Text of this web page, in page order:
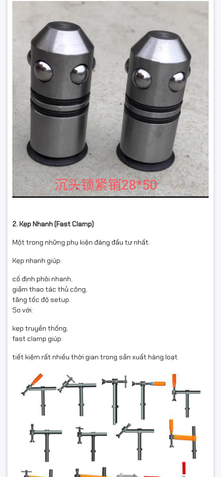
2. Kẹp Nhanh (Fast Clamp)
Một trong những phụ kiện đáng đầu tư nhất.
Kẹp nhanh giúp:
cố định phôi nhanh,
giảm thao tác thủ công,
tăng tốc độ setup.
So với:
kẹp truyền thống,
fast clamp giúp:
tiết kiệm rất nhiều thời gian trong sản xuất hàng loạt.